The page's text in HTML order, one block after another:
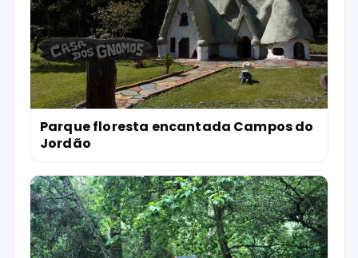
Parque floresta encantada Campos do
Jordão